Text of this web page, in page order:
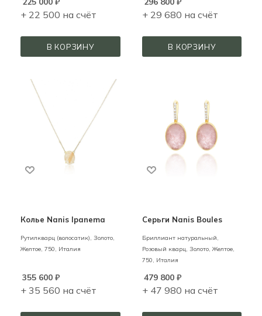
+ 22 500 на счёт
В КОРЗИНУ
+ 29 680 на счёт
В КОРЗИНУ
Колье Nanis Ipanema
Рутилкварц (волосатик), Золото,
Желтое, 750, Италия
355 600 ₽
+ 35 560 на счёт
Серьги Nanis Boules
Бриллиант натуральный,
Розовый кварц, Золото, Желтое,
750,
Италия
479 800₽
+ 47 980 на счёт